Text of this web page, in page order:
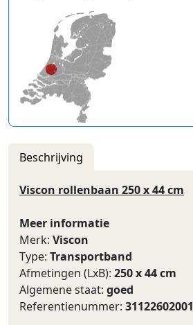
Beschrijving
Viscon rollenbaan 250 x 44 cm
Meer informatie
Merk: Viscon
Type: Transportband
Afmetingen (LxB): 250 x 44 cm
Algemene staat: goed
Referentienummer: 31122602001